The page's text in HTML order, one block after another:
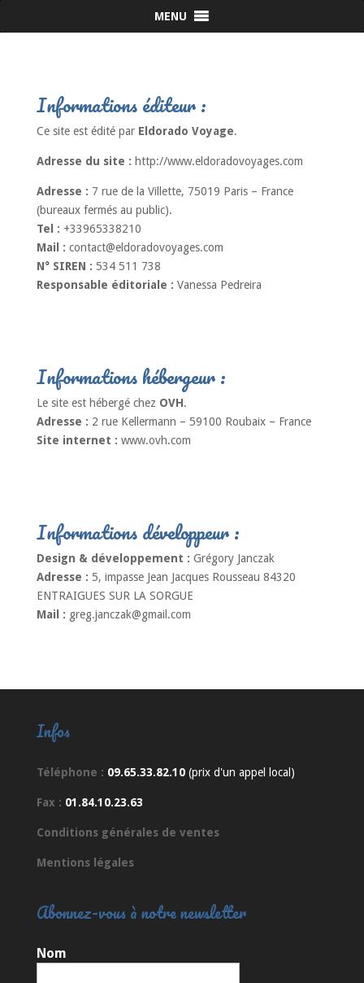
MENU
Informations éditeur :
Ce site est édité par Eldorado Voyage.
Adresse du site : http://www.eldoradovoyages.com
Adresse : 7 rue de la Villette, 75019 Paris – France
(bureaux fermés au public).
Tel : +33965338210
Mail : contact@eldoradovoyages.com
N° SIREN : 534 511 738
Responsable éditoriale : Vanessa Pedreira
Informations hébergeur :
Le site est hébergé chez OVH.
Adresse : 2 rue Kellermann – 59100 Roubaix – France
Site internet : www.ovh.com
Informations développeur :
Design & développement : Grégory Janczak
Adresse : 5, impasse Jean Jacques Rousseau 84320
ENTRAIGUES SUR LA SORGUE
Mail : greg.janczak@gmail.com
Infos
Téléphone : 09.65.33.82.10(prix d'un appel local)
Fax : 01.84.10.23.63
Conditions générales de ventes
Mentions légales
Abonnez-vous à notre newsletter
Nom